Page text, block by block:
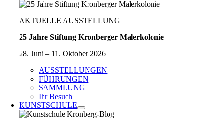
AKTUELLE AUSSTELLUNG
25 Jahre Stiftung Kronberger Malerkolonie
28. Juni – 11. Oktober 2026
AUSSTELLUNGEN
FÜHRUNGEN
SAMMLUNG
Ihr Besuch
KUNSTSCHULE